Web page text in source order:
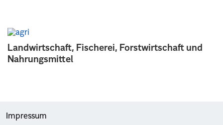
Landwirtschaft, Fischerei, Forstwirtschaft und
Nahrungsmittel
Impressum